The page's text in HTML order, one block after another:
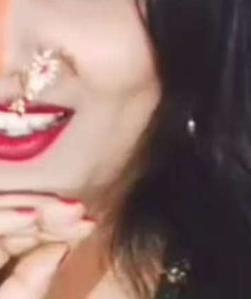
‘सिर्फ आपके’ की शूटिंग लखनऊ और भोपाल में हुई पूरी”